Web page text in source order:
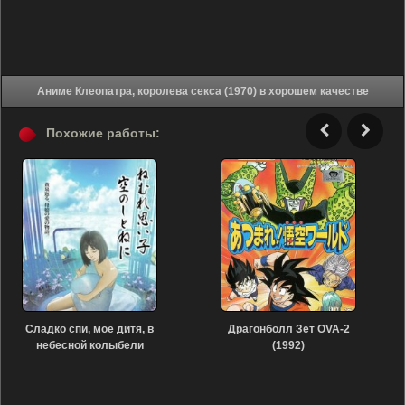
Аниме Клеопатра, королева секса (1970) в хорошем качестве
Похожие работы:
Сладко спи, моё дитя, в
небесной колыбели
Драгонболл Зет OVA-2
(1992)